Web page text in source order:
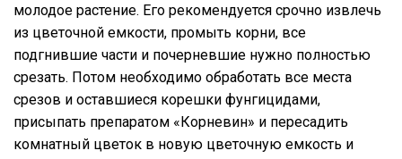
молодое растение. Его рекомендуется срочно извлечь
из цветочной емкости, промыть корни, все
подгнившие части и почерневшие нужно полностью
срезать. Потом необходимо обработать все места
срезов и оставшиеся корешки фунгицидами,
присыпать препаратом «Корневин» и пересадить
комнатный цветок в новую цветочную емкость и